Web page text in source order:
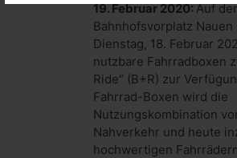
19. Februar 2020:Auf
Bahnhofsvorplatz
Dienstag, 18. Februar
nutzbare Fahrradboxen
Ride“ (B+R) zur
Fahrrad-Boxen wird die
Nutzungskombination
Nahverkehr und heute
hochwertigen